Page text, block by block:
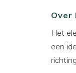
Over
Het
een